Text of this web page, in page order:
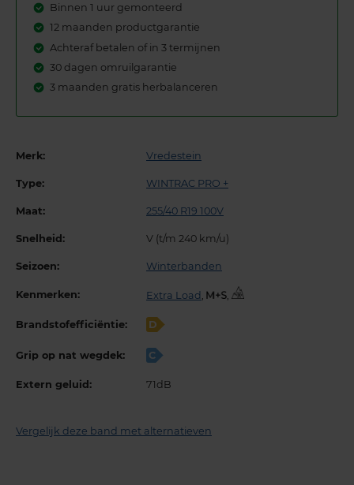
Binnen 1 uur gemonteerd
12 maanden productgarantie
Achteraf betalen of in 3 termijnen
30 dagen omruilgarantie
3 maanden gratis herbalanceren
Merk: Vredestein
Type: WINTRAC PRO +
Maat: 255/40 R19 100V
Snelheid: V (t/m 240 km/u)
Seizoen: Winterbanden
Kenmerken: Extra Load ,
Brandstofefficiëntie: D
Grip op nat wegdek: C
Extern geluid: 71dB
Vergelijk deze band met alternatieven